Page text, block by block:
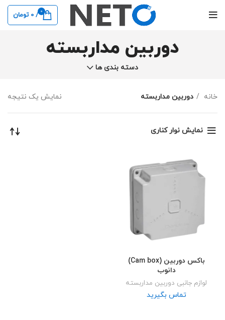
0
/
0 تومان
دوربین مداربسته
دسته بندی ها
خانه دوربین مداربسته نمایش یک نتیجه
نمایش نوار کناری
باکس دوربین (Cam box)
دانوب
لوازم جانبی دوربین مداربسته
تماس بگیرید